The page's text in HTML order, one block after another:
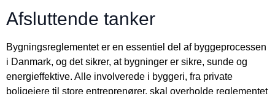
Afsluttende tanker
Bygningsreglementet er en essentiel del af byggeprocessen
i Danmark, og det sikrer, at bygninger er sikre, sunde og
energieffektive. Alle involverede i byggeri, fra private
boligejere til store entreprenører, skal overholde reglementet